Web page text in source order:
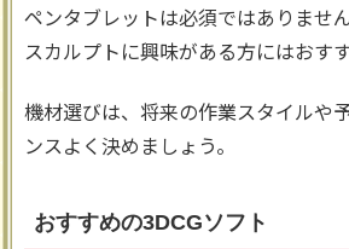
ペンタブレットは必須ではありませ
スカルプトに興味がある方にはおすす
機材選びは、将来の作業スタイルや
ンスよく決めましょう。
おすすめの3DCGソフト